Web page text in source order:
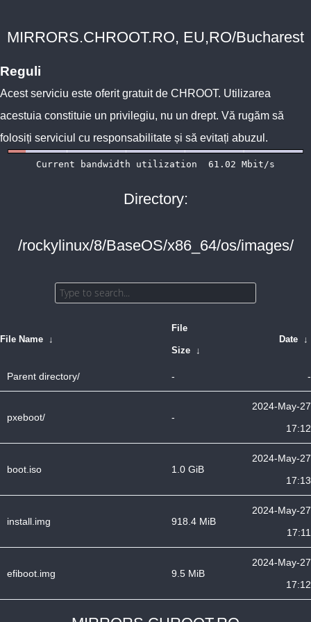
MIRRORS.CHROOT.RO, EU,RO/Bucharest
Reguli
Acest serviciu este oferit gratuit de CHROOT. Utilizarea
acestuia constituie un privilegiu, nu un drept. Vă rugăm să
folosiți serviciul cu responsabilitate și să evitați abuzul.
Directory:
/rockylinux/8/BaseOS/x86_64/os/images/
File Name ↓
File
Size ↓
Date ↓
Parent directory/ - -
pxeboot/ -
2024-May-27
17:12
boot.iso 1.0 GiB
2024-May-27
17:13
install.img 918.4 MiB
2024-May-27
17:11
efiboot.img 9.5 MiB
2024-May-27
17:12